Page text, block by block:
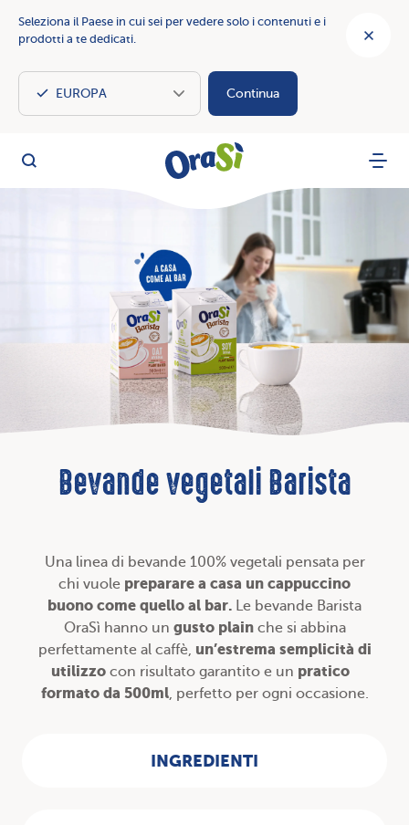
Seleziona il Paese in cui sei per vedere solo i contenuti e i
prodotti a te dedicati.
Continua
OraSì
Cerca Menu
Bevande vegetali Barista
Una linea di bevande 100% vegetali pensata per
chi vuole preparare a casa un cappuccino
buono come quello al bar. Le bevande Barista
OraSì hanno un gusto plainche si abbina
perfettamente al caffè, un’estrema semplicità di
utilizzocon risultato garantito e un pratico
formato da 500ml, perfetto per ogni occasione.
INGREDIENTI